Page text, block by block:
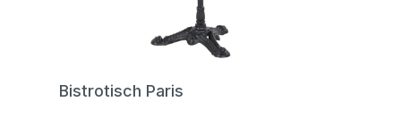
Bistrotisch Paris